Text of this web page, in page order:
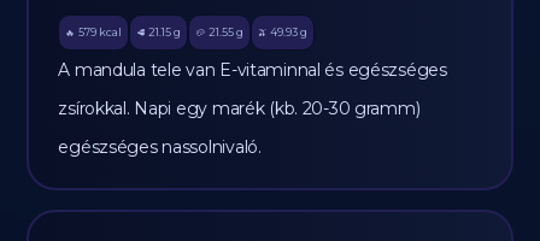
🔥 579 kcal 🥩 21.15 g 🥔 21.55g 🫒 49.93 g
A mandula tele van E-vitaminnal és egészséges
zsírokkal. Napi egy marék (kb. 20-30 gramm)
egészséges nassolnivaló.